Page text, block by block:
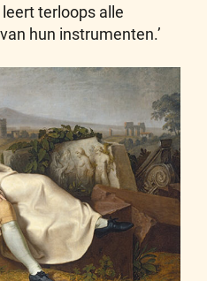
terloops alle
hun instrumenten.’